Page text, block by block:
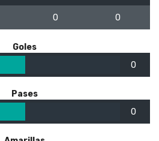
0 0
Goles
0
Pases
0